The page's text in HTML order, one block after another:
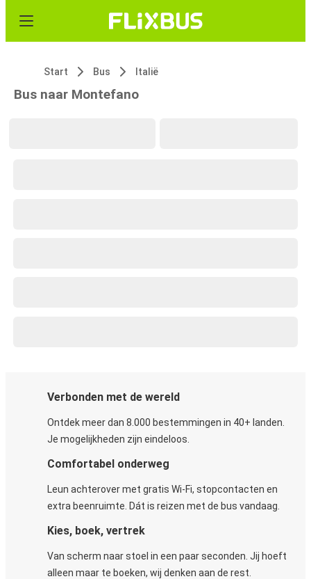
Start Bus Italië
Bus naar Montefano
Verbonden met de wereld
Ontdek meer dan 8.000 bestemmingen in 40+ landen.
Je mogelijkheden zijn eindeloos.
Comfortabel onderweg
Leun achterover met gratis Wi-Fi, stopcontacten en
extra beenruimte. Dát is reizen met de bus vandaag.
Kies, boek, vertrek
Van scherm naar stoel in een paar seconden. Jij hoeft
alleen maar te boeken, wij denken aan de rest.